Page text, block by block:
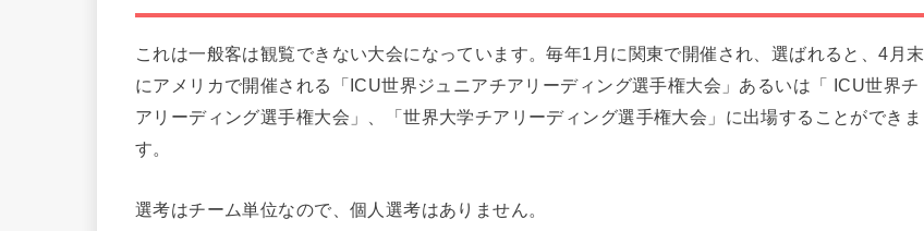
これは一般客は観覧できない大会になっています。毎年1月に関東で開催され、選ばれると、4月末
にアメリカで開催される「ICU世界ジュニアチアリーディング選手権大会」あるいは「 ICU世界チ
アリーディング選手権大会」、「世界大学チアリーディング選手権大会」に出場することができま
す。
選考はチーム単位なので、個人選考はありません。